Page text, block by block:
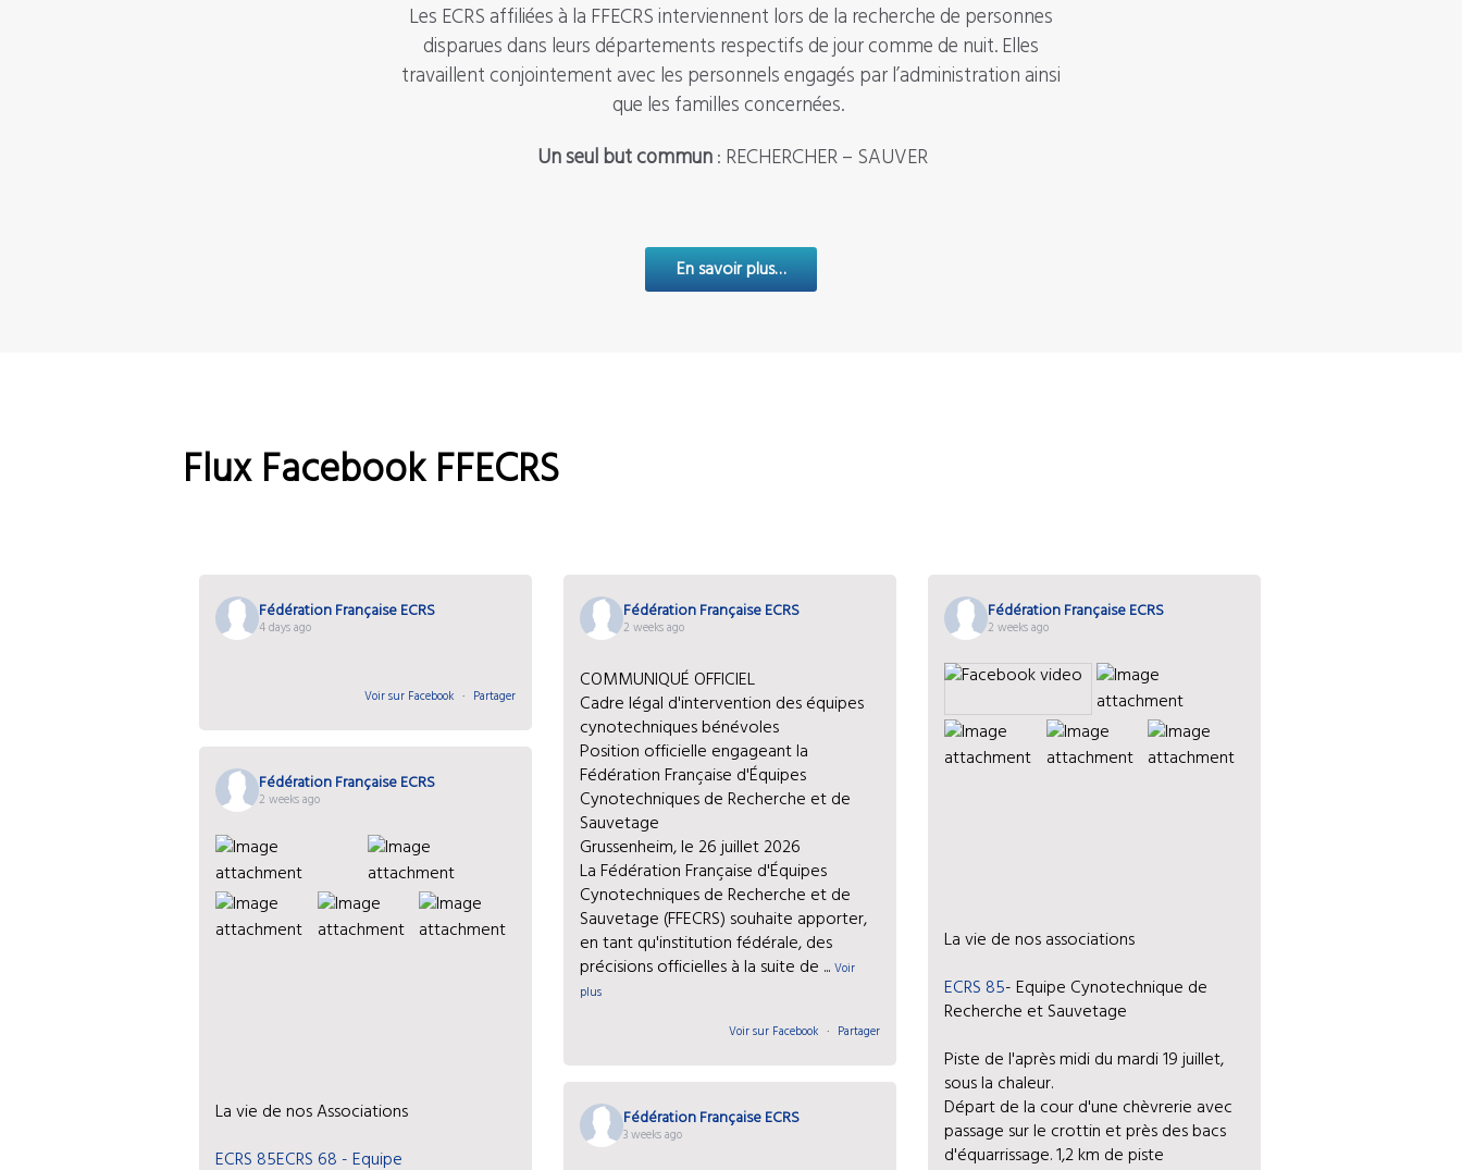
Les ECRS affiliées à la FFECRS interviennent lors de la recherche de personnes
disparues dans leurs départements respectifs de jour comme de nuit. Elles
travaillent conjointement avec les personnels engagés par l’administration ainsi
que les familles concernées.
Un seul but commun: RECHERCHER – SAUVER
En savoir plus…
Flux Facebook FFECRS
Fédération Française ECRS
4 days ago
Voir sur Facebook · Partager
Fédération Française ECRS
2 weeks ago
COMMUNIQUÉ OFFICIEL
Cadre légal d'intervention des équipes
cynotechniques bénévoles
Position officielle engageant la
Fédération Française d'Équipes
Cynotechniques de Recherche et de
Sauvetage
Grussenheim, le 26 juillet 2026
La Fédération Française d'Équipes
Cynotechniques de Recherche et de
Sauvetage (FFECRS) souhaite apporter,
en tant qu'institution fédérale, des
précisions officielles à la suite de ...Voir
plus
Voir sur Facebook · Partager
Fédération Française ECRS
2 weeks ago
La vie de nos associations
ECRS 85- Equipe Cynotechnique de
Recherche et Sauvetage
Piste de l'après midi du mardi 19 juillet,
sous la chaleur.
Départ de la cour d'une chèvrerie avec
passage sur le crottin et près des bacs
d'équarrissage. 1,2 km de piste
Fédération Française ECRS
2 weeks ago
La vie de nos Associations
ECRS 85ECRS 68 - Equipe
Fédération Française ECRS
3 weeks ago